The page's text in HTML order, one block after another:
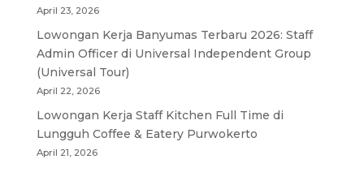
April 23, 2026
Lowongan Kerja Banyumas Terbaru 2026: Staff
Admin Officer di Universal Independent Group
(Universal Tour)
April 22, 2026
Lowongan Kerja Staff Kitchen Full Time di
Lungguh Coffee & Eatery Purwokerto
April 21, 2026